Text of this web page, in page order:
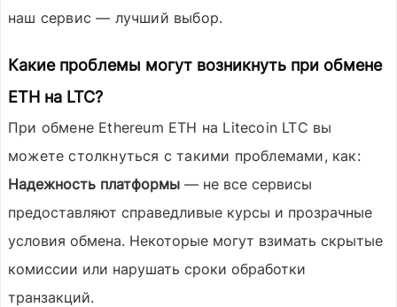
наш сервис — лучший выбор.
Какие проблемы могут возникнуть при обмене
ETH на LTC?
При обмене Ethereum ETH на Litecoin LTC вы
можете столкнуться с такими проблемами, как:
Надежность платформы — не все сервисы
предоставляют справедливые курсы и прозрачные
условия обмена. Некоторые могут взимать скрытые
комиссии или нарушать сроки обработки
транзакций.